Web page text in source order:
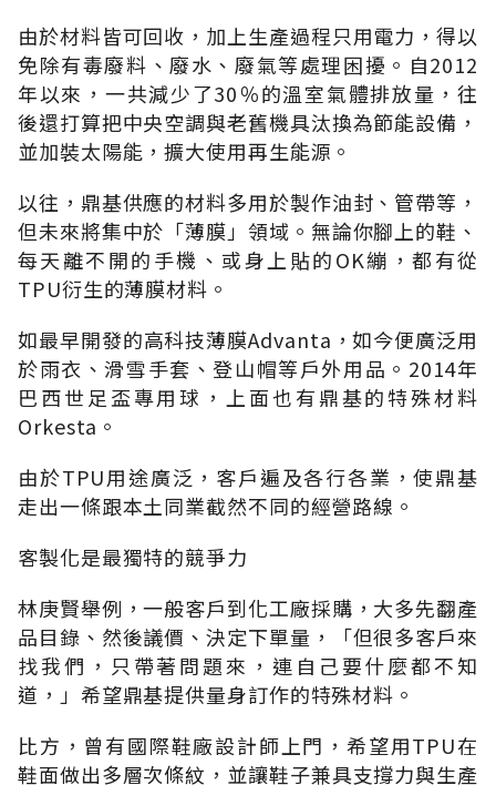
由於材料皆可回收，加上生產過程只用電力，得以
免除有毒廢料、廢水、廢氣等處理困擾。自2012
年以來，一共減少了30％的溫室氣體排放量，往
後還打算把中央空調與老舊機具汰換為節能設備，
並加裝太陽能，擴大使用再生能源。
以往，鼎基供應的材料多用於製作油封、管帶等，
但未來將集中於「薄膜」領域。無論你腳上的鞋、
每天離不開的手機、或身上貼的OK繃，都有從
TPU衍生的薄膜材料。
如最早開發的高科技薄膜Advanta，如今便廣泛用
於雨衣、滑雪手套、登山帽等戶外用品。2014年
巴西世足盃專用球，上面也有鼎基的特殊材料
Orkesta。
由於TPU用途廣泛，客戶遍及各行各業，使鼎基
走出一條跟本土同業截然不同的經營路線。
客製化是最獨特的競爭力
林庚賢舉例，一般客戶到化工廠採購，大多先翻產
品目錄、然後議價、決定下單量，「但很多客戶來
找我們，只帶著問題來，連自己要什麼都不知
道，」希望鼎基提供量身訂作的特殊材料。
比方，曾有國際鞋廠設計師上門，希望用TPU在
鞋面做出多層次條紋，並讓鞋子兼具支撐力與生產